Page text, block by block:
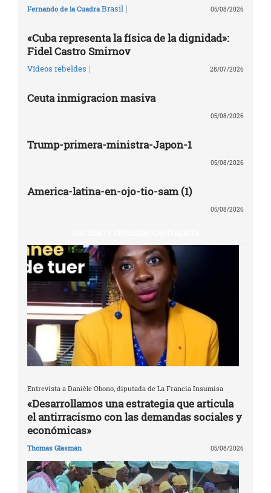
Fernando de la Cuadra Brasil | 05/08/2026
«Cuba representa la física de la dignidad»:
Fidel Castro Smirnov
Vídeos rebeldes | 28/07/2026
Ceuta inmigracion masiva
05/08/2026
Trump-primera-ministra-Japon-1
05/08/2026
America-latina-en-ojo-tio-sam (1)
05/08/2026
Entrevista a Danièle Obono, diputada de La Francia Insumisa
«Desarrollamos una estrategia que articula
el antirracismo con las demandas sociales y
económicas»
Thomas Glasman 05/08/2026